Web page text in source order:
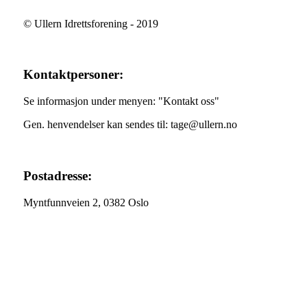
© Ullern Idrettsforening - 2019
Kontaktpersoner:
Se informasjon under menyen: "Kontakt oss"
Gen. henvendelser kan sendes til: tage@ullern.no
Postadresse:
Myntfunnveien 2, 0382 Oslo